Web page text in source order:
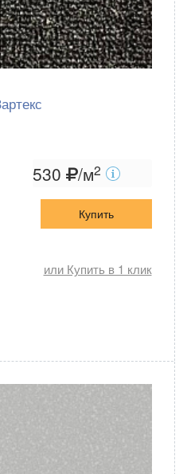
530 /м2
Купить
или Купить в 1 клик